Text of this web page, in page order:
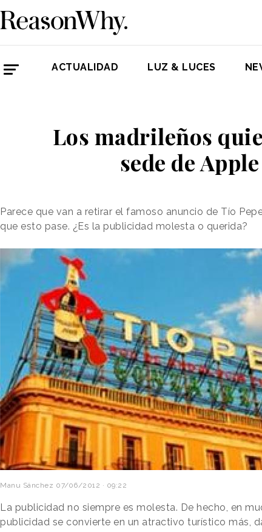
ACTUALIDAD LUZ & LUCES
Los madrileños
sede de
Parece que van a retirar el famoso anuncio de Tío
que esto pase. ¿Es la publicidad molesta o querida?
Manu Sánchez 07/06/2012 · 09:22
La publicidad no siempre es molesta. De hecho, en
publicidad se convierte en un atractivo turístico más,